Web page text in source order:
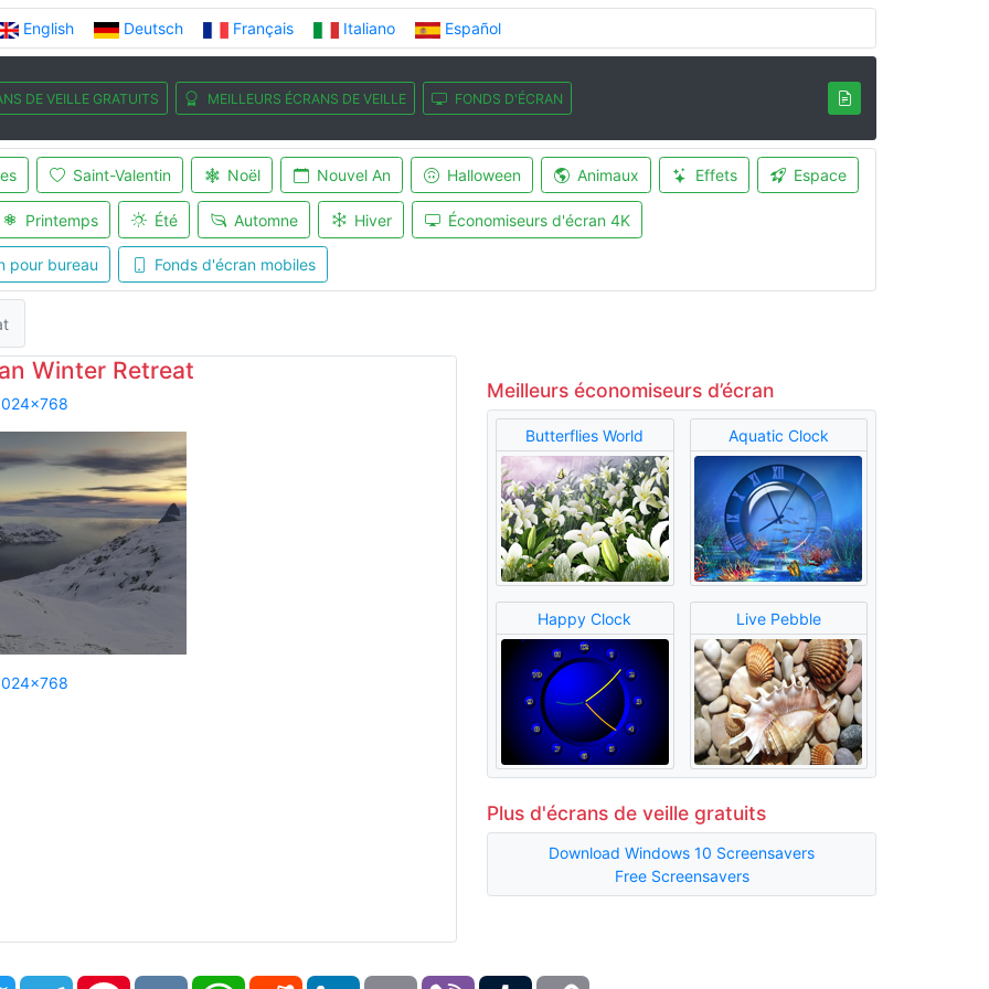
English Deutsch Français Italiano Español
DE VEILLE GRATUITS MEILLEURS ÉCRANS DE VEILLE FONDS D'ÉCRAN
Saint-Valentin Noël Nouvel An Halloween Animaux Effets Espace
Printemps Été Automne Hiver Économiseurs d'écran 4K
pour bureau Fonds d'écran mobiles
Winter Retreat
Meilleurs économiseurs d’écran
Butterflies World Aquatic Clock
Happy Clock Live Pebble
Plus d'écrans de veille gratuits
Download Windows 10 Screensavers
Free Screensavers